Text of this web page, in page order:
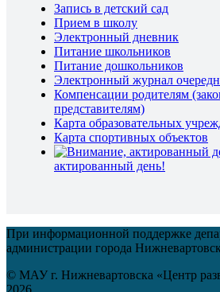
Запись в детский сад
Прием в школу
Электронный дневник
Питание школьников
Питание дошкольников
Электронный журнал
Компенсации родителям
представителям)
Карта образовательных
Карта спортивных объектов
актированный день!
При информационной поддержке
администрации города
© МАУ г. Нижневартовска «Центр
2026